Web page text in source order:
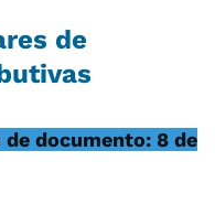
de
documento: 8 de